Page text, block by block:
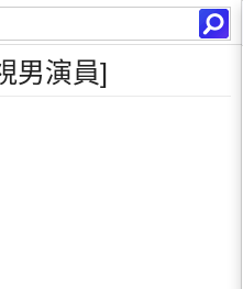
男演員]